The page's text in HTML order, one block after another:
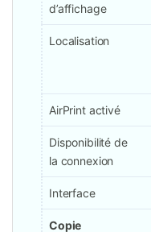
d’affichage
Localisation
AirPrint activé
Disponibilité de
la connexion
Interface
Copie